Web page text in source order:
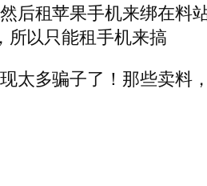
租苹果手机来绑在料
所以只能租手机来搞
太多骗子了！那些卖料